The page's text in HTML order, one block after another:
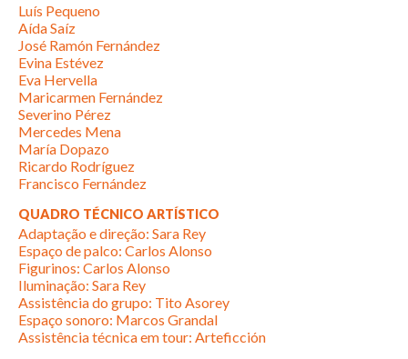
Luís Pequeno
Aída Saíz
José Ramón Fernández
Evina Estévez
Eva Hervella
Maricarmen Fernández
Severino Pérez
Mercedes Mena
María Dopazo
Ricardo Rodríguez
Francisco Fernández
QUADRO TÉCNICO ARTÍSTICO
Adaptação e direção: Sara Rey
Espaço de palco: Carlos Alonso
Figurinos: Carlos Alonso
Iluminação: Sara Rey
Assistência do grupo: Tito Asorey
Espaço sonoro: Marcos Grandal
Assistência técnica em tour: Arteficción